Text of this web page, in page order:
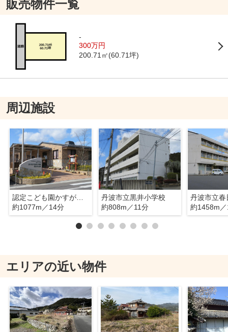
販売物件一覧
-
300万円
200.71㎡(60.71坪)
周辺施設
認定こども園かすが花の子園
約1077m／14分
丹波市立黒井小学校
約808m／11分
丹波市立春
約1458m
エリアの近い物件